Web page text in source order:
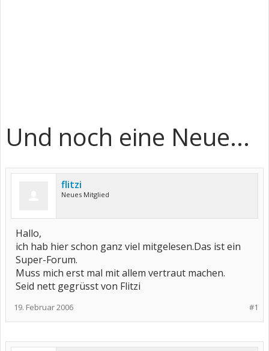
Und noch eine Neue...
flitzi
Neues Mitglied
Hallo,
ich hab hier schon ganz viel mitgelesen.Das ist ein
Super-Forum.
Muss mich erst mal mit allem vertraut machen.
Seid nett gegrüsst von Flitzi
#1
19. Februar 2006